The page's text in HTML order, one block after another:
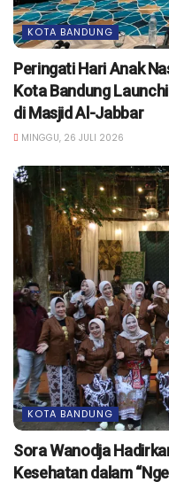
KOTA BANDUNG
Peringati Hari Anak
Kota Bandung
di Masjid Al-Jabbar
MINGGU, 26 JULI 2026
KOTA BANDUNG
Sora Wanodja
Kesehatan dalam